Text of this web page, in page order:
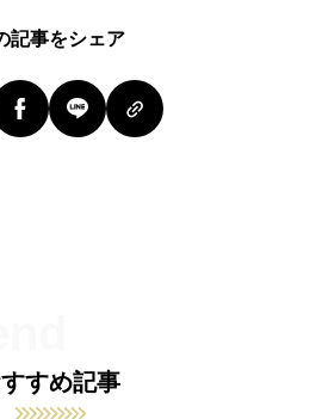
記事をシェア
すめ記事